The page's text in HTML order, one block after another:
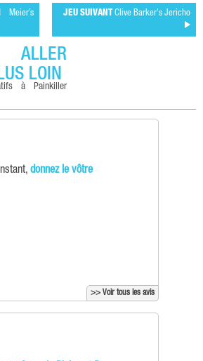
JEU SUIVANT Clive Barker's Jericho
LOIN
à Painkiller
donnez le vôtre
>> Voir tous les avis